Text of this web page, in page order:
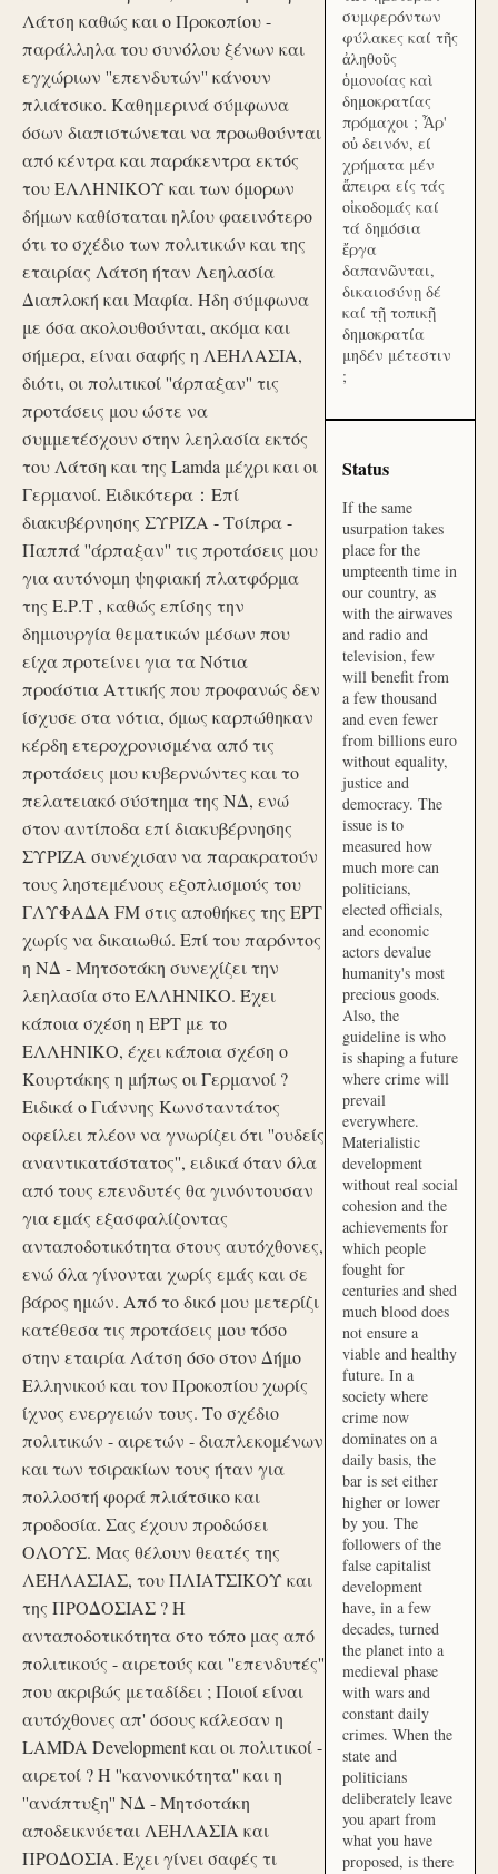
Λάτση καθώς και ο Προκοπίου -
παράλληλα του συνόλου ξένων και
εγχώριων ''επενδυτών'' κάνουν
πλιάτσικο. Καθημερινά σύμφωνα
όσων διαπιστώνεται να προωθούνται
από κέντρα και παράκεντρα εκτός
του ΕΛΛΗΝΙΚΟΥ και των όμορων
δήμων καθίσταται ηλίου φαεινότερο
ότι το σχέδιο των πολιτικών και της
εταιρίας Λάτση ήταν Λεηλασία
Διαπλοκή και Μαφία. Ήδη σύμφωνα
με όσα ακολουθούνται, ακόμα και
σήμερα, είναι σαφής η ΛΕΗΛΑΣΙΑ,
διότι, οι πολιτικοί ''άρπαξαν'' τις
προτάσεις μου ώστε να
συμμετέσχουν στην λεηλασία εκτός
του Λάτση και της Lamda μέχρι και οι
Γερμανοί. Ειδικότερα：Επί
διακυβέρνησης ΣΥΡΙΖΑ - Τσίπρα -
Παππά ''άρπαξαν'' τις προτάσεις μου
για αυτόνομη ψηφιακή πλατφόρμα
της Ε.Ρ.Τ , καθώς επίσης την
δημιουργία θεματικών μέσων που
είχα προτείνει για τα Νότια
προάστια Αττικής που προφανώς δεν
ίσχυσε στα νότια, όμως καρπώθηκαν
κέρδη ετεροχρονισμένα από τις
προτάσεις μου κυβερνώντες και το
πελατειακό σύστημα της ΝΔ, ενώ
στον αντίποδα επί διακυβέρνησης
ΣΥΡΙΖΑ συνέχισαν να παρακρατούν
τους ληστεμένους εξοπλισμούς του
ΓΛΥΦΑΔΑ FM στις αποθήκες της ΕΡΤ
χωρίς να δικαιωθώ. Επί του παρόντος
η ΝΔ - Μητσοτάκη συνεχίζει την
λεηλασία στο ΕΛΛΗΝΙΚΟ. Έχει
κάποια σχέση η ΕΡΤ με το
ΕΛΛΗΝΙΚΟ, έχει κάποια σχέση ο
Κουρτάκης η μήπως οι Γερμανοί ?
Ειδικά ο Γιάννης Κωνσταντάτος
οφείλει πλέον να γνωρίζει ότι ''ουδείς
αναντικατάστατος'', ειδικά όταν όλα
από τους επενδυτές θα γινόντουσαν
για εμάς εξασφαλίζοντας
ανταποδοτικότητα στους αυτόχθονες,
ενώ όλα γίνονται χωρίς εμάς και σε
βάρος ημών. Από το δικό μου μετερίζι
κατέθεσα τις προτάσεις μου τόσο
στην εταιρία Λάτση όσο στον Δήμο
Ελληνικού και τον Προκοπίου χωρίς
ίχνος ενεργειών τους. Το σχέδιο
πολιτικών - αιρετών - διαπλεκομένων
και των τσιρακίων τους ήταν για
πολλοστή φορά πλιάτσικο και
προδοσία. Σας έχουν προδώσει
ΟΛΟΥΣ. Μας θέλουν θεατές της
ΛΕΗΛΑΣΙΑΣ, του ΠΛΙΑΤΣΙΚΟΥ και
της ΠΡΟΔΟΣΙΑΣ ? Η
ανταποδοτικότητα στο τόπο μας από
πολιτικούς - αιρετούς και ''επενδυτές''
που ακριβώς μεταδίδει ; Ποιοί είναι
αυτόχθονες απ' όσους κάλεσαν η
LAMDA Development και οι πολιτικοί -
αιρετοί ? Η ''κανονικότητα'' και η
''ανάπτυξη'' ΝΔ - Μητσοτάκη
αποδεικνύεται ΛΕΗΛΑΣΙΑ και
ΠΡΟΔΟΣΙΑ. Έχει γίνει σαφές τι
συμφερόντων
φύλακες καί τῆς
ἀληθοῦς
ὁμονοίας καὶ
δημοκρατίας
πρόμαχοι ; Ἆρ'
οὐ δεινόν, εί
χρήματα μέν
ἄπειρα είς τάς
οἰκοδομάς καί
τά δημόσια
ἔργα
δαπανῶνται,
δικαιοσύνῃ δέ
καί τῇ τοπικῇ
δημοκρατία
μηδέν μέτεστιν
;
Status
If the same
usurpation takes
place for the
umpteenth time in
our country, as
with the airwaves
and radio and
television, few
will benefit from
a few thousand
and even fewer
from billions euro
without equality,
justice and
democracy. The
issue is to
measured how
much more can
politicians,
elected officials,
and economic
actors devalue
humanity's most
precious goods.
Also, the
guideline is who
is shaping a future
where crime will
prevail
everywhere.
Materialistic
development
without real social
cohesion and the
achievements for
which people
fought for
centuries and shed
much blood does
not ensure a
viable and healthy
future. In a
society where
crime now
dominates on a
daily basis, the
bar is set either
higher or lower
by you. The
followers of the
false capitalist
development
have, in a few
decades, turned
the planet into a
medieval phase
with wars and
constant daily
crimes. When the
state and
politicians
deliberately leave
you apart from
what you have
proposed, is there